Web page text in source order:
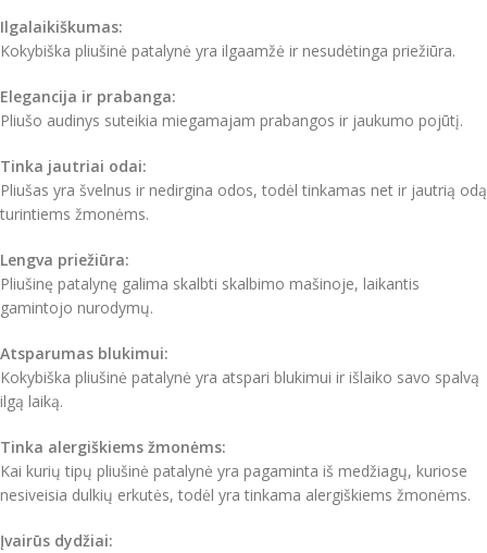
Ilgalaikiškumas:
Kokybiška pliušinė patalynė yra ilgaamžė ir nesudėtinga priežiūra.
Elegancija ir prabanga:
Pliušo audinys suteikia miegamajam prabangos ir jaukumo pojūtį.
Tinka jautriai odai:
Pliušas yra švelnus ir nedirgina odos, todėl tinkamas net ir jautrią odą
turintiems žmonėms.
Lengva priežiūra:
Pliušinę patalynę galima skalbti skalbimo mašinoje, laikantis
gamintojo nurodymų.
Atsparumas blukimui:
Kokybiška pliušinė patalynė yra atspari blukimui ir išlaiko savo spalvą
ilgą laiką.
Tinka alergiškiems žmonėms:
Kai kurių tipų pliušinė patalynė yra pagaminta iš medžiagų, kuriose
nesiveisia dulkių erkutės, todėl yra tinkama alergiškiems žmonėms.
Įvairūs dydžiai: